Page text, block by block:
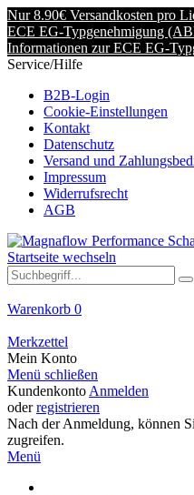
Nur 8.90€ Versandkosten pro
ECE EG-Typgenehmigung
Informationen zur ECE EG-
Service/Hilfe
B2B-Login
Cookie-Einstellungen
Kontakt
Datenschutz
Versand und
Impressum
Widerrufsrecht
AGB
Warenkorb 0
Merkzettel
Mein Konto
Menü schließen
Kundenkonto Anmelden
oderregistrieren
Nach der Anmeldung, können
zugreifen.
Menü